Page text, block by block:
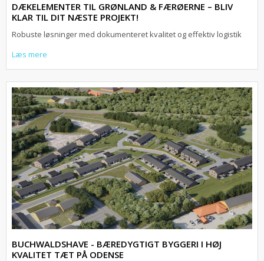
DÆKELEMENTER TIL GRØNLAND & FÆRØERNE – BLIV
KLAR TIL DIT NÆSTE PROJEKT!
Robuste løsninger med dokumenteret kvalitet og effektiv logistik
Læs mere
BUCHWALDSHAVE - BÆREDYGTIGT BYGGERI I HØJ
KVALITET TÆT PÅ ODENSE